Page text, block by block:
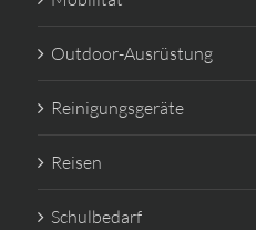
Outdoor-Ausrüstung
Reinigungsgeräte
Reisen
Schulbedarf